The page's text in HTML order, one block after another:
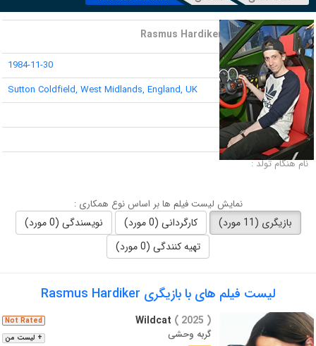
نام : Rasmus Hardiker
تاریخ تولد :
1984-11-30
محل تولد :
Sutton Coldfield, West Midlands, England, UK
قد :
لقب :
نام هنگام تولد :
نمایش لیست فیلم ها بر اساس نوع همکاری :
بازیگری (11 مورد) کارگردانی (0 مورد)
نویسندگی (0 مورد)
تهیه کنندگی (0 مورد)
لیست فیلم های با بازیگری Rasmus Hardiker
+ لیست من
Not Rated Wildcat ( 2025 )
گربه وحشی